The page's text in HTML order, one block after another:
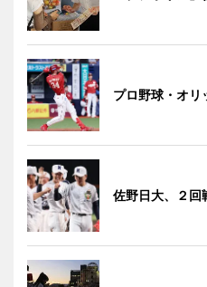
プロ野球・オ
佐野日大、２